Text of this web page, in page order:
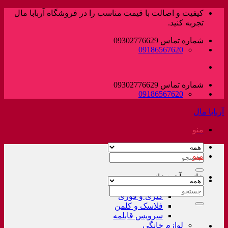
پرش
کیفیت و اصالت با قیمت مناسب را در فروشگاه آربابا مال
تجربه کنید.
شماره تماس 09302776629
09186567620
شماره تماس 09302776629
09186567620
آربابا مال
منو
جستجو
خانه و آشپزخانه
لوازم خانگی غیر برقی
کتری و قوری
فلاسک و کلمن
سرویس قابلمه
لوازم خانگی
منو
جستجو